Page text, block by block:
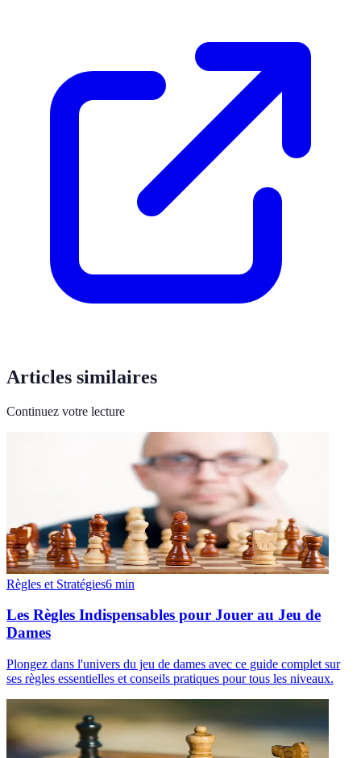
Articles similaires
Continuez votre lecture
Règles et Stratégies6 min
Les Règles Indispensables pour Jouer au Jeu de
Dames
Plongez dans l'univers du jeu de dames avec ce guide complet sur
ses règles essentielles et conseils pratiques pour tous les niveaux.